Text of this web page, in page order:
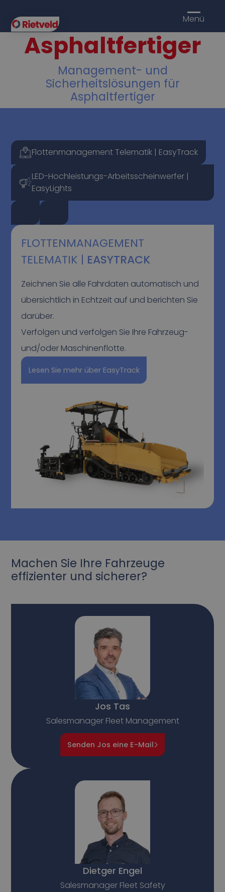
Menü
Asphaltfertiger
Management- und
Sicherheitslösungen für
Asphaltfertiger
Flottenmanagement Telematik | EasyTrack
LED-Hochleistungs-Arbeitsscheinwerfer |
EasyLights
FLOTTENMANAGEMENT
TELEMATIK | EASYTRACK
Zeichnen Sie alle Fahrdaten automatisch und
übersichtlich in Echtzeit auf und berichten Sie
darüber.
Verfolgen und verfolgen Sie Ihre Fahrzeug-
und/oder Maschinenflotte.
Lesen Sie mehr über EasyTrack
Machen Sie Ihre Fahrzeuge
effizienter und sicherer?
Jos Tas
Salesmanager Fleet Management
Senden Jos eine E-Mail
Dietger Engel
Salesmanager Fleet Safety